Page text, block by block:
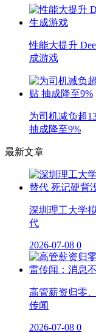
性能大提升
成游戏
为司机减负超
抽成降至9%
最新文章
深圳理工大学
代
2026-07-08 0
高管薪资归零
传闻
2026-07-08 0